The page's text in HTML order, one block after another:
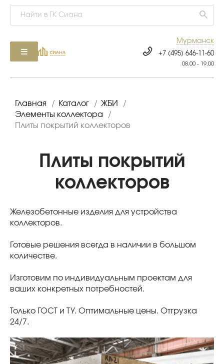
Мурманск
+7 (495) 646-11-60
08.00 - 19.00
Главная / Каталог / ЖБИ
/
Элементы коллектора
/
Плиты покрытий коллекторов
Плиты покрытий
коллекторов
Железобетонные изделия для устройства
коллекторов.
Готовые решения всегда в наличии в большом
количестве.
Изготовим по индивидуальным проектам для
ваших конкретных потребностей.
Только ГОСТ и ТУ. Оптимальные цены. Отгрузка
24/7.